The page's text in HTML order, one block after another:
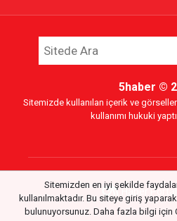
5haber ©
Sitemizde kullanılan içerik ve
kullanımı hukuki
Haber
Sitemizden en iyi şekilde
kullanılmaktadır. Bu siteye giriş
bulunuyorsunuz. Daha fazla bilgi için